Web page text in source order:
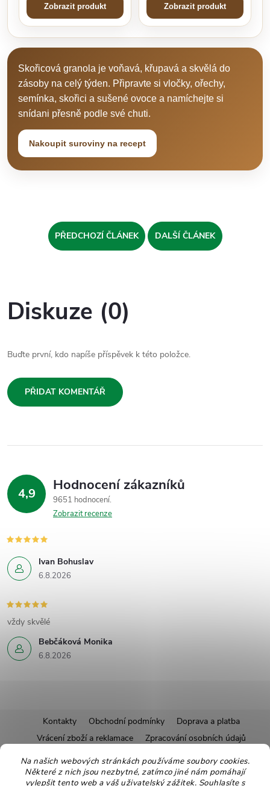
Na našich webových stránkách používáme soubory cookies.
Některé z nich jsou nezbytné, zatímco jiné nám pomáhají
vylepšit tento web a váš uživatelský zážitek. Souhlasíte s
Zobrazit produkt Zobrazit produkt
Skořicová granola je voňavá, křupavá a skvělá do
zásoby na celý týden. Připravte si vločky, ořechy,
semínka, skořici a sušené ovoce a namíchejte si
snídani přesně podle své chuti.
Nakoupit suroviny na recept
PŘEDCHOZÍ ČLÁNEK DALŠÍ ČLÁNEK
Diskuze (0)
Buďte první, kdo napíše příspěvek k této položce.
PŘIDAT KOMENTÁŘ
4,9 Hodnocení zákazníků
9651 hodnocení
Zobrazit recenze
Ivan Bohuslav
6.8.2026
Bebčáková Monika
6.8.2026
vždy skvělé
á
Kontakty Obchodní podmínky
Doprava a platba
Vrácení zboží a reklamace
Zpracování osobních údajů
Pravidla soutěží
Affiliate program
Pro nové dodavatele
Ekologické balení Moje objednávka